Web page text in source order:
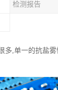
检测报告
,单一的抗盐